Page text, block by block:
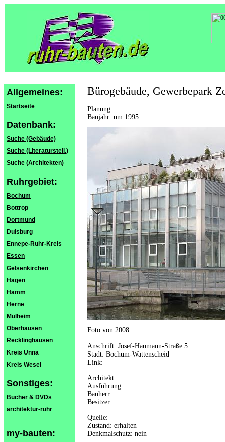
Allgemeines:
Startseite
Datenbank:
Suche (Gebäude)
Suche (Literaturstell.)
Suche (Architekten)
Ruhrgebiet:
Bochum
Bottrop
Dortmund
Duisburg
Ennepe-Ruhr-Kreis
Essen
Gelsenkirchen
Hagen
Hamm
Herne
Mülheim
Oberhausen
Recklinghausen
Kreis Unna
Kreis Wesel
Sonstiges:
Bücher & DVDs
architektur-ruhr
my-bauten:
Bürogebäude, Gewerbepark
Planung:
Baujahr: um 1995
Foto von 2008
Anschrift: Josef-Haumann-Straße 5
Stadt: Bochum-Wattenscheid
Link:
Architekt:
Ausführung:
Bauherr:
Besitzer:
Quelle:
Zustand: erhalten
Denkmalschutz: nein